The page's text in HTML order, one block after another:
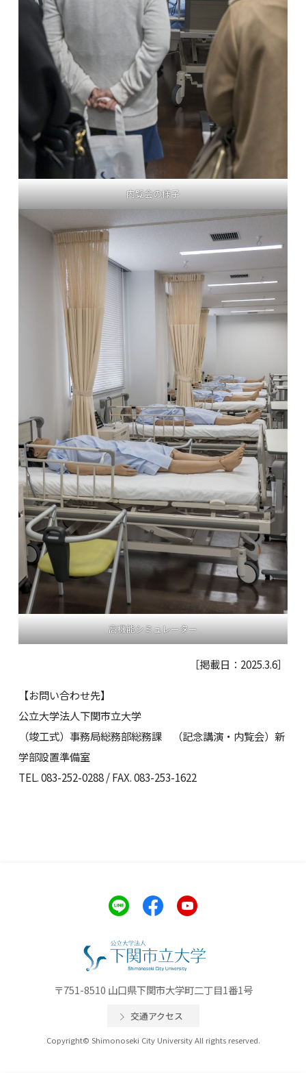
内覧会の様子
高機能シミュレーター
［掲載日：2025.3.6］
【お問い合わせ先】
公立大学法人下関市立大学
（竣工式）事務局総務部総務課 （記念講演・内覧会）新
学部設置準備室
TEL. 083-252-0288 / FAX. 083-253-1622
〒751-8510 山口県下関市大学町二丁目1番1号
交通アクセス
Copyright© Shimonoseki City University All rights reserved.